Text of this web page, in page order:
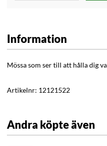
Information
Mössa som ser till att hålla dig
Artikelnr: 12121522
Andra köpte även